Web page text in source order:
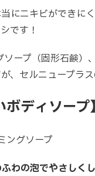
にニキビができに
です！
ープ（固形石鹸）
、セルニュープラ
ボディソープ】
ングソープ
わの泡でやさしく